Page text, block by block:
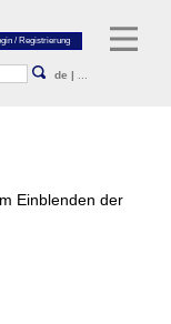
de |
Einblenden der